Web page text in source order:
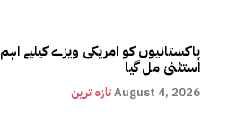
پاکستانیوں کو امریکی ویزے کیلیے اہم
استثنیٰ مل گیا
تازہ ترینAugust 4, 2026